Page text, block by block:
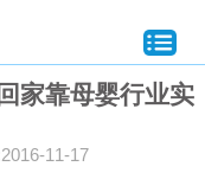
家靠母婴行业实
11-17